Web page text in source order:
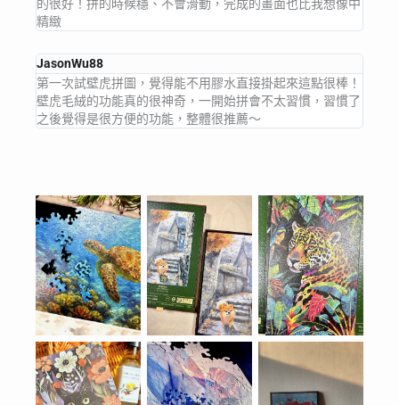
的很好！拼的時候穩、不會滑動，完成的畫面也比我想像中
精緻
JasonWu88
第一次試壁虎拼圖，覺得能不用膠水直接掛起來這點很棒！
壁虎毛絨的功能真的很神奇，一開始拼會不太習慣，習慣了
之後覺得是很方便的功能，整體很推薦～